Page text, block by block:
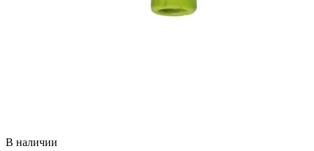
В наличии